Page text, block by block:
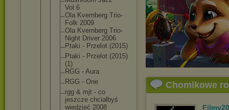
Vol.6
Ola Kvernberg Trio-
Folk 2009
Ola Kvernberg Trio-
Night Driver 2006
Ptaki - Przelot (2015)
Ptaki - Przelot (2015)
(1)
RGG - Aura
RGG - One
rgg & mjt - co
jeszcze chciałbyś
wiedzieć 2008
Chomikowe